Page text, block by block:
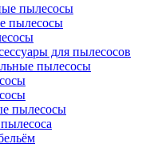
пылесосы
пылесосы
для пылесосов
пылесосы
пылесосы